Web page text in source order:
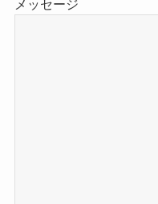
メッセージ